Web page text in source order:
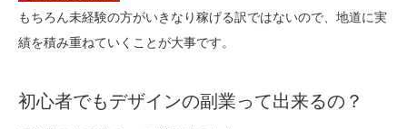
もちろん未経験の方がいきなり稼げる訳ではないので、地道に実
績を積み重ねていくことが大事です。
初心者でもデザインの副業って出来るの？